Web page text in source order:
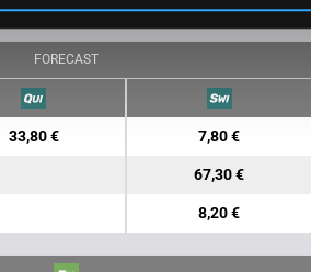
FORECAST
33,80 € 7,80 €
67,30 €
8,20 €